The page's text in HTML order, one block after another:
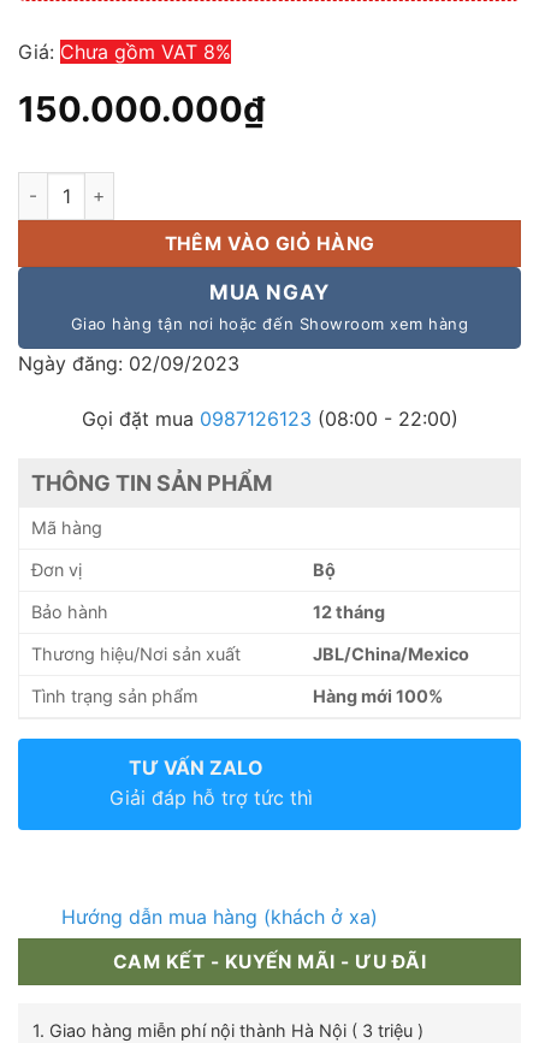
Giá: Chưa gồm VAT 8%
150.000.000₫
Dàn loa âm thanh JBL 225 nhập khẩu chính hãng số lượng
THÊM VÀO GIỎ HÀNG
MUA NGAY
Giao hàng tận nơi hoặc đến Showroom xem hàng
Ngày đăng: 02/09/2023
Gọi đặt mua 0987126123 (08:00 - 22:00)
THÔNG TIN SẢN PHẨM
Mã hàng
Đơn vị Bộ
Bảo hành 12 tháng
Thương hiệu/Nơi sản xuất JBL/China/Mexico
Tình trạng sản phẩm Hàng mới 100%
TƯ VẤN ZALO
Giải đáp hỗ trợ tức thì
Hướng dẫn mua hàng (khách ở xa)
CAM KẾT - KUYẾN MÃI - ƯU ĐÃI
1. Giao hàng miễn phí nội thành Hà Nội ( 3 triệu )